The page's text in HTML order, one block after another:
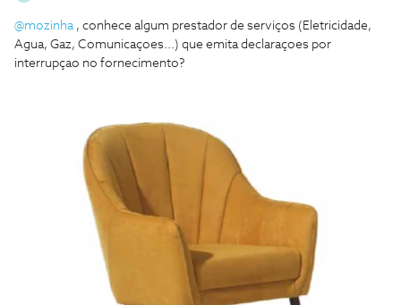
@mozinha, conhece algum prestador de serviços (Eletricidade,
Agua, Gaz, Comunicaçoes...) que emita declaraçoes por
interrupçao no fornecimento?